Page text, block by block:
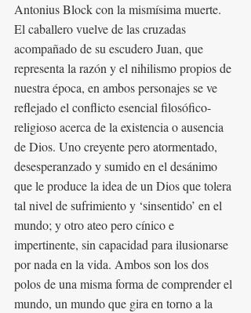
Antonius Block con la mismísima muerte.
El caballero vuelve de las cruzadas
acompañado de su escudero Juan, que
representa la razón y el nihilismo propios de
nuestra época, en ambos personajes se ve
reflejado el conflicto esencial filosófico-
religioso acerca de la existencia o ausencia
de Dios. Uno creyente pero atormentado,
desesperanzado y sumido en el desánimo
que le produce la idea de un Dios que tolera
tal nivel de sufrimiento y ‘sinsentido’ en el
mundo; y otro ateo pero cínico e
impertinente, sin capacidad para ilusionarse
por nada en la vida. Ambos son los dos
polos de una misma forma de comprender el
mundo, un mundo que gira en torno a la